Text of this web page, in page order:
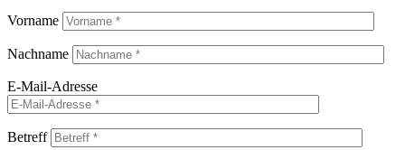
Vorname
Nachname
E-Mail-Adresse
Betreff